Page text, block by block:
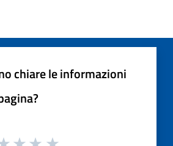
chiare le informazioni